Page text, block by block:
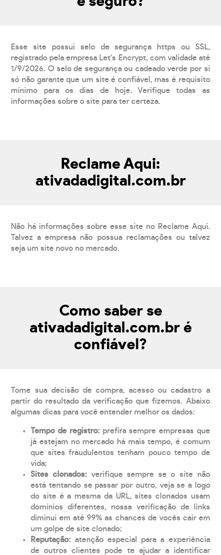
Esse site possui selo de segurança https ou SSL,
registrado pela empresa Let's Encrypt, com validade até
1/9/2026. O selo de segurança ou cadeado verde por si
só não garante que um site é confiável, mas é requisito
mínimo para os dias de hoje. Verifique todas as
informações sobre o site para ter certeza.
Reclame Aqui:
ativadadigital.com.br
Não há informações sobre esse site no Reclame Aqui.
Talvez a empresa não possua reclamações ou talvez
seja um site novo no mercado.
Como saber se
ativadadigital.com.br é
confiável?
Tome sua decisão de compra, acesso ou cadastro a
partir do resultado da verificação que fizemos. Abaixo
algumas dicas para você entender melhor os dados:
Tempo de registro: prefira sempre empresas que
já estejam no mercado há mais tempo, é comum
que sites fraudulentos tenham pouco tempo de
vida;
Sites clonados: verifique sempre se o site não
está tentando se passar por outro, veja se a logo
do site é a mesma da URL, sites clonados usam
domínios diferentes, nossa verificação de links
diminui em até 99% as chances de vocês cair em
um golpe de site clonado;
Reputação: atenção especial para a experiência
de outros clientes pode te ajudar a identificar